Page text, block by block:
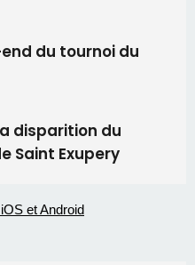
Miss Corse 2026
aux premières loges
pas avant 2081
les restaurants